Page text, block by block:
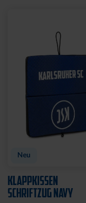
Neu
KLAPPKISSEN
SCHRIFTZUG NAVY